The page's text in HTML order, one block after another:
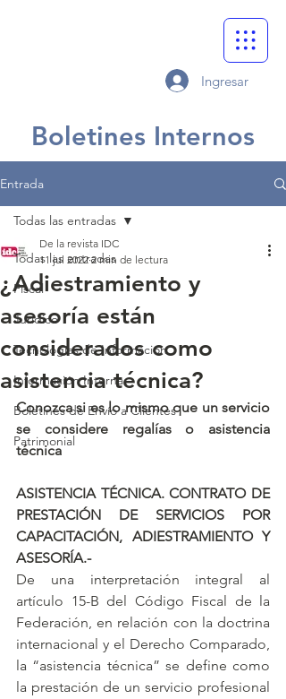
Ingresar
Boletines Internos
Entrada
Todas las entradas
Fiscal
Jurídico
Tecnologías de Información
Información Interna
Boletines de Envío a Clientes
Patrimonial
Todas las entradas
¿Adiestramiento y
asesoría están
considerados como
asistencia técnica?
De la revista IDC
11 jul 2022 2 min de lectura
Conozca si es lo mismo que un servicio
se considere regalías o asistencia
técnica
ASISTENCIA TÉCNICA. CONTRATO DE
PRESTACIÓN DE SERVICIOS POR
CAPACITACIÓN, ADIESTRAMIENTO Y
ASESORÍA.-
De una interpretación integral al
artículo 15-B del Código Fiscal de la
Federación, en relación con la doctrina
internacional y el Derecho Comparado,
la “asistencia técnica” se define como
la prestación de un servicio profesional